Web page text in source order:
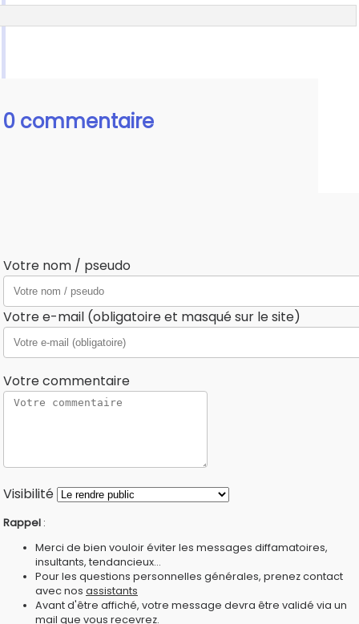
0 commentaire
Votre nom / pseudo
Votre e-mail (obligatoire et masqué sur le site)
Votre commentaire
Visibilité
Rappel :
Merci de bien vouloir éviter les messages diffamatoires,
insultants, tendancieux...
Pour les questions personnelles générales, prenez contact
avec nos assistants
Avant d'être affiché, votre message devra être validé via un
mail que vous recevrez.